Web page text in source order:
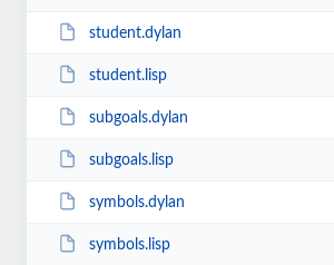
student.dylan
student.lisp
subgoals.dylan
subgoals.lisp
symbols.dylan
symbols.lisp